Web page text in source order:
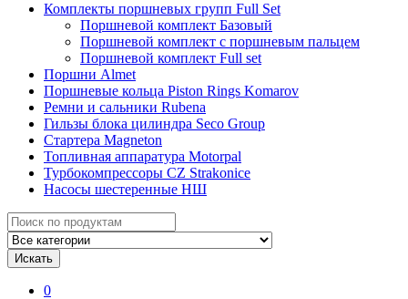
Комплекты поршневых групп Full Set
Поршневой комплект Базовый
Поршневой комплект с поршневым пальцем
Поршневой комплект Full set
Поршни Almet
Поршневые кольца Piston Rings Komarov
Ремни и сальники Rubena
Гильзы блока цилиндра Seco Group
Стартера Magneton
Топливная аппаратура Motorpal
Турбокомпрессоры CZ Strakonice
Насосы шестеренные НШ
Search
for:
Искать
0